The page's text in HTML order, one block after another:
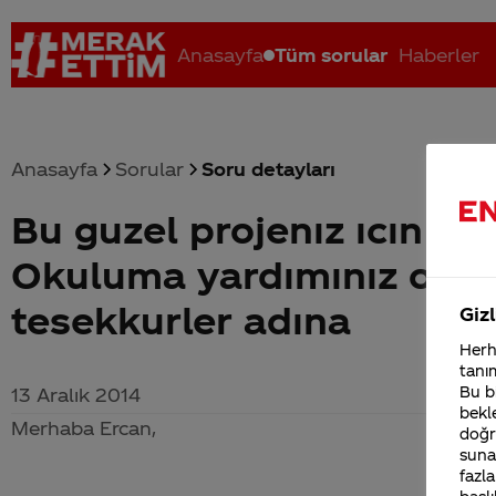
Anasayfa Tüm sorular Haberler
Coca-Cola nerenin malı? Coca cola İsrail malı mı Yani ...
Anasayfa Sorular Soru detayları
Bu guzel projenız ıcın
Okuluma yardımınız
tesekkurler adına
13 Aralık 2014
Merhaba Ercan,
Bu